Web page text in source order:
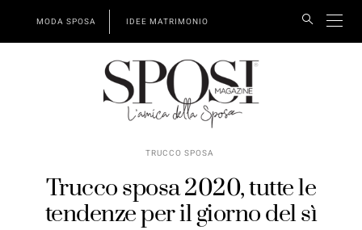
MODA SPOSA IDEE MATRIMONIO
TRUCCO SPOSA
Trucco sposa 2020, tutte le
tendenze per il giorno del sì